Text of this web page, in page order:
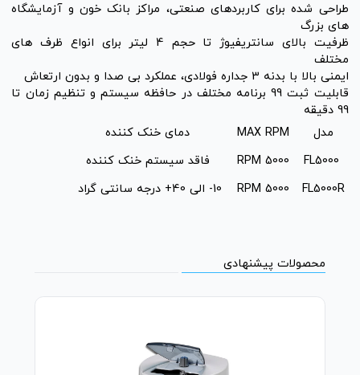
طراحی شده برای کاربردهای صنعتی، مراکز بانک خون و آزمایشگاه
های بزرگ
ظرفیت بالای سانتریفیوژ تا حجم 4 لیتر برای انواع ظرف های
مختلف
ایمنی بالا با بدنه 3 جداره فولادی، عملکرد بی صدا و بدون ارتعاش
قابلیت ثبت 99 برنامه مختلف در حافظه سیستم و تنظیم زمان تا
99 دقیقه
مدل
MAX RPM
دمای خنک کننده
FL5000
5000 RPM
فاقد سیستم خنک کننده
FL5000R
5000 RPM 10- الی 40+ درجه سانتی گراد
محصولات پیشنهادی